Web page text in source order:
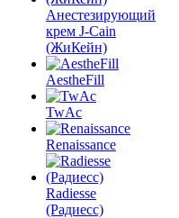
Анестезирующий
крем J-Cain
(ЖиКейн)
AestheFill
TwAc
Renaissance
Radiesse
(Радиесс)